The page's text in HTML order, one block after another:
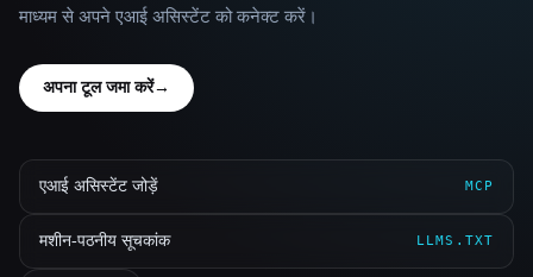
माध्यम से अपने एआई असिस्टेंट को कनेक्ट करें।
अपना टूल जमा करें→
एआई असिस्टेंट जोड़ें MCP
मशीन-पठनीय सूचकांक LLMS.TXT